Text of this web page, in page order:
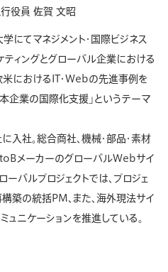
役員 佐賀 文昭
にてマネジメント・国際ビジネス
ィングとグローバル企業における
米におけるIT・Webの先進事例を
企業の国際化支援」というテーマ
入社。総合商社、機械・部品・素材
メーカーのグローバルWebサイ
ーバルプロジェクトでは、プロジェ
構築の統括PM、また、海外現法サイ
ュニケーションを推進している。